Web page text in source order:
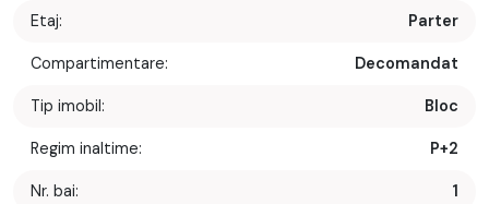
Etaj: Parter
Compartimentare: Decomandat
Tip imobil: Bloc
Regim inaltime: P+2
Nr. bai: 1